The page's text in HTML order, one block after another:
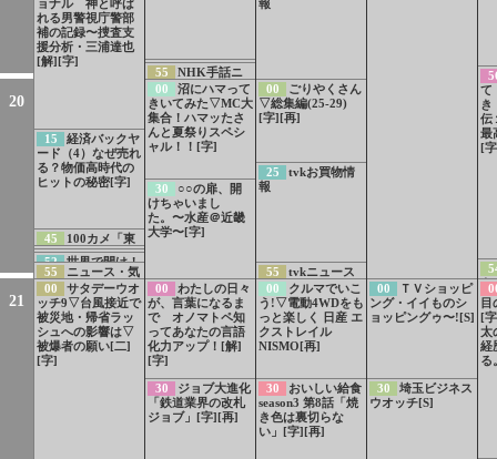
20
21
ョナル 神と呼ば
れる男警視庁警部
補の記録〜捜査支
援分析・三浦達也
[解][字]
15
経済バックヤ
ード（4）なぜ売れ
る？物価高時代の
ヒットの秘密[字]
45
100カメ「東
海道新幹線」制作
舞台裏[字]
50
LIFE！夏 1
分PR 久保史緒里
初登場！豪華キャ
スト集結！
51
所さん！事件
ですよ 夏休み
SP 1分PR
52
世界で開け！
ひみつのドアー
ズ スペイン特集
の見どころ一挙公
開
55
ニュース・気
象情報（関東甲信
越）[字]
00
サタデーウオ
ッチ9▽台風接近で
被災地・帰省ラッ
シュへの影響は▽
被爆者の願い[二]
[字]
54
サブチャンネ
ル切り替え方法の
ご案内
55
NHK手話ニ
ュース[手]
00
沼にハマって
きいてみた▽MC大
集合！ハマッたさ
んと夏祭りスペシ
ャル！！[字]
30
○○の扉、開
けちゃいまし
た。〜水産＠近畿
大学〜[字]
00
わたしの日々
が、言葉になるま
で オノマトペ知
ってあなたの言語
化力アップ！[解]
[字]
30
ジョブ大進化
「鉄道業界の改札
ジョブ」[字][再]
報
00
ごりやくさん
▽総集編(25-29)
[字][再]
25
tvkお買物情
報
55
tvkニュース
00
クルマでいこ
う!▽電動4WDをも
っと楽しく 日産 エ
クストレイル
NISMO[再]
30
おいしい給食
season3 第8話「焼
き色は裏切らな
い」[字][再]
00
ＴＶショッピ
ング・イイものシ
ョッピングゥ〜![S]
30
埼玉ビジネス
ウオッチ[S]
て
き
伝
最
[
キ
究
目
[
太
経
る